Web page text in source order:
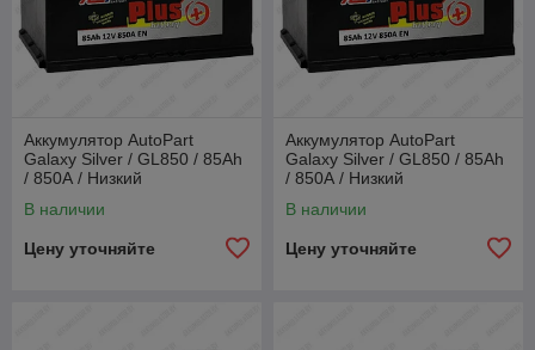
Аккумулятор AutoPart
Galaxy Silver / GL850 / 85Ah
/ 850А / Низкий
В наличии
Цену уточняйте
Аккумулятор AutoPart
Galaxy Silver / GL850 / 85Ah
/ 850А / Низкий
В наличии
Цену уточняйте